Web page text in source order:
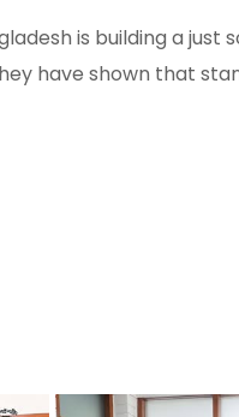
is building a just
have shown that